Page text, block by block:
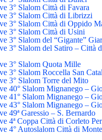
3° Slalom Città di Favara
3° Slalom Città di Librizzi
3° Slalom Città di Oppido
3° Slalom Città di Usini
3° Slalom del “Gigante”
3° Slalom del Satiro – Città
3° Slalom Quota Mille
3° Slalom Roccella San
3° Slalom Torre del Mito
40° Slalom Mignanego –
41° Slalom Mignanego –
43° Slalom Mignanego –
49ª Garessio – S. Bernardo
4ª Coppa Città di Corleto
4° Autoslalom Città di